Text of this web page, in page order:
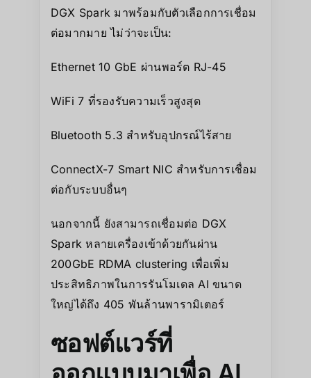
DGX Spark มาพร้อมกับตัวเลือกการเชื่อม
ต่อมากมาย ไม่ว่าจะเป็น:
Ethernet 10 GbE ผ่านพอร์ต RJ-45
WiFi 7 ที่รองรับความเร็วสูงสุด
Bluetooth 5.3 สำหรับอุปกรณ์ไร้สาย
ConnectX-7 Smart NIC สำหรับการเชื่อม
ต่อกับระบบอื่นๆ
นอกจากนี้ ยังสามารถเชื่อมต่อ DGX
Spark หลายเครื่องเข้าด้วยกันผ่าน
200GbE RDMA clustering เพื่อเพิ่ม
ประสิทธิภาพในการรันโมเดล AI ขนาด
ใหญ่ได้ถึง 405 พันล้านพารามิเตอร์
ซอฟต์แวร์ที่